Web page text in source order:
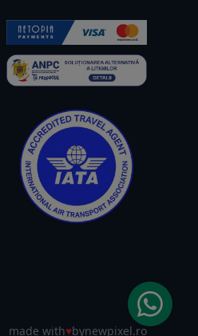
made with♥bynewpixel.ro